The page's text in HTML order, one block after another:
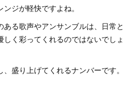
ジが軽快ですよね。
る歌声やアンサンブルは、日常と
しく彩ってくれるのではないでしょ
盛り上げてくれるナンバーです。